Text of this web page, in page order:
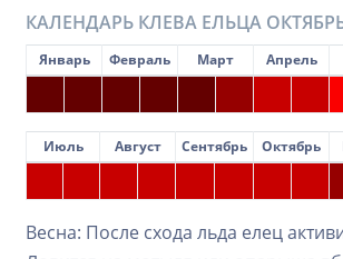
КАЛЕНДАРЬ КЛЕВА ЕЛЬЦА
Январь Февраль Март Апрель
Июль Август Сентябрь Октябрь
Весна: После схода льда елец